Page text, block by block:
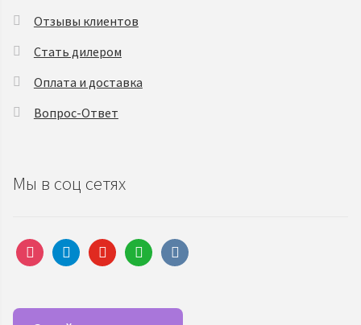
Отзывы клиентов
Стать дилером
Оплата и доставка
Вопрос-Ответ
Мы в соц сетях
instagramtelegramyoutubewhatsappvkontakte